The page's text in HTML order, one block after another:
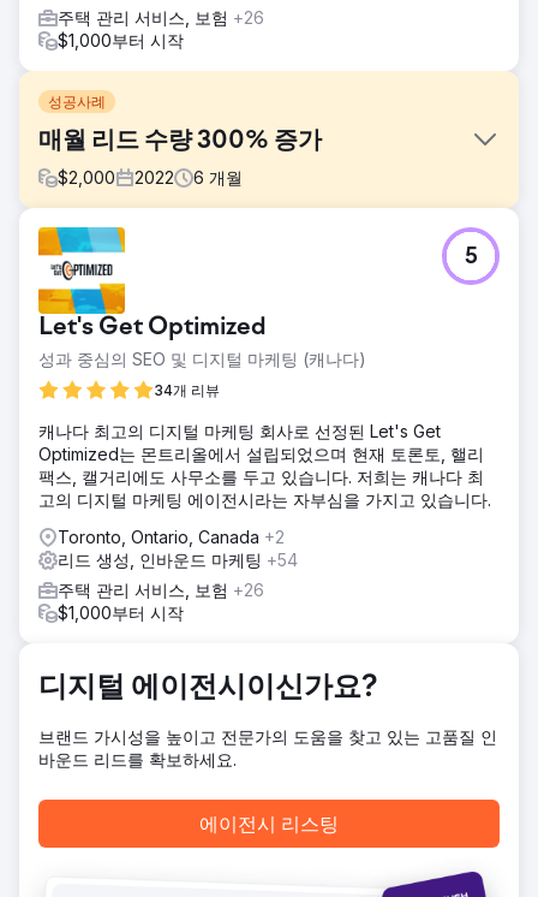
주택 관리 서비스, 보험 +26
$1,000부터 시작
성공사례
매월 리드 수량 300% 증가
$2,000 2022 6 개월
과제
클라이언트는 도시 전역에 15개 이상의 위치를 보유한 서비스
제공업체입니다. 그들은 리드를 창출하기 위해 모든 플랫폼에
걸쳐 온라인 광고 비용에 막대한 비용을 지출하고 있습니다.
그들은 큰 상어를 경쟁 대상으로 삼고 그들과 같이 됨으로써
경쟁하고 싶어합니다. 그게 그들이 저지르는 실수입니다.
솔루션
신은 결국 당신의 운을 다 써버릴 것입니다. 우리는 그들에게
현실을 확인하고 자신을 대변하도록 상기시켜야 했습니다. 그
들의 독특한 판매 제안은 전혀 마케팅되지 않았습니다. 우리는
비즈니스 메시지에 중점을 두었습니다.
결과
메시지를 변경하면 클릭률과 통화 요청이 크게 변경되었습니
다. 모든 플랫폼에서 한 달에 50개의 리드를 얻는 것부터 고객
은 매달 130~160개의 리드를 지속적으로 받습니다.
에이전시 페이지로 이동
Let's Get Optimized
성과 중심의 SEO 및 디지털 마케팅 (캐나다)
34개 리뷰
5
캐나다 최고의 디지털 마케팅 회사로 선정된 Let's Get
Optimized는 몬트리올에서 설립되었으며 현재 토론토, 핼리
팩스, 캘거리에도 사무소를 두고 있습니다. 저희는 캐나다 최
고의 디지털 마케팅 에이전시라는 자부심을 가지고 있습니다.
Toronto, Ontario, Canada +2
리드 생성, 인바운드 마케팅 +54
주택 관리 서비스, 보험 +26
$1,000부터 시작
디지털 에이전시이신가요?
브랜드 가시성을 높이고 전문가의 도움을 찾고 있는 고품질 인
바운드 리드를 확보하세요.
에이전시 리스팅